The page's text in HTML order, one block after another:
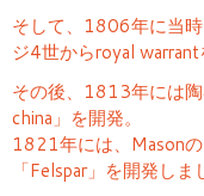
そして、1806年に当
ジ4世からroyal warrant
その後、1813年には
china」を開発。
1821年には、Mason
「Felspar」を開発しま